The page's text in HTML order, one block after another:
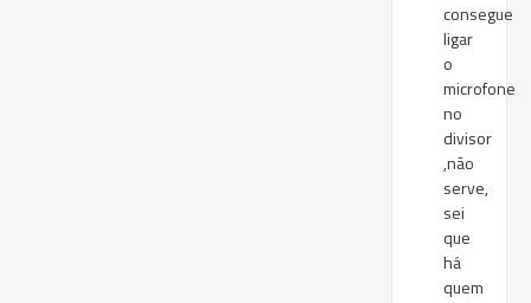
consegue
ligar
o
microfone
no
divisor
,não
serve,
sei
que
há
quem